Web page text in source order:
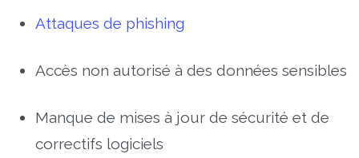
Attaques de phishing
Accès non autorisé à des données sensibles
Manque de mises à jour de sécurité et de
correctifs logiciels